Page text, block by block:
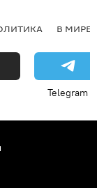
В МИРЕ
Telegram